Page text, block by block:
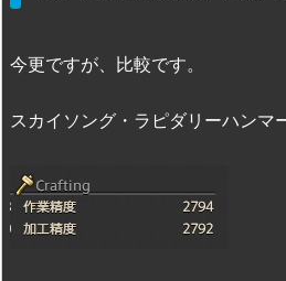
今更ですが、比較です。
スカイソング・ラピダリーハンマ